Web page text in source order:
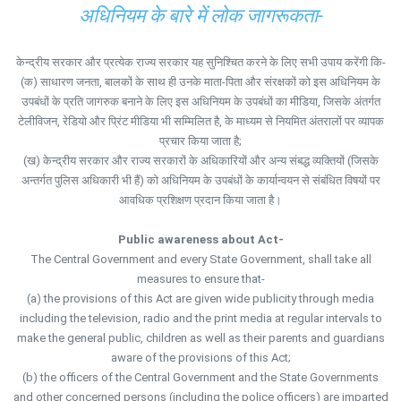
अधिनियम के बारे में लोक जागरूकता-
केन्द्रीय सरकार और प्रत्येक राज्य सरकार यह सुनिश्चित करने के लिए सभी उपाय करेंगी कि-
(क) साधारण जनता, बालकों के साथ ही उनके माता-पिता और संरक्षकों को इस अधिनियम के
उपबंधों के प्रति जागरुक बनाने के लिए इस अधिनियम के उपबंधों का मीडिया, जिसके अंतर्गत
टेलीविजन, रेडियो और प्रिंट मीडिया भी सम्मिलित है, के माध्यम से नियमित अंतरालों पर व्यापक
प्रचार किया जाता है;
(ख) केन्द्रीय सरकार और राज्य सरकारों के अधिकारियों और अन्य संबद्ध व्यक्तियों (जिसके
अन्तर्गत पुलिस अधिकारी भी हैं) को अधिनियम के उपबंधों के कार्यान्वयन से संबंधित विषयों पर
आवधिक प्रशिक्षण प्रदान किया जाता है।
Public awareness about Act-
The Central Government and every State Government, shall take all
measures to ensure that-
(a) the provisions of this Act are given wide publicity through media
including the television, radio and the print media at regular intervals to
make the general public, children as well as their parents and guardians
aware of the provisions of this Act;
(b) the officers of the Central Government and the State Governments
and other concerned persons (including the police officers) are imparted